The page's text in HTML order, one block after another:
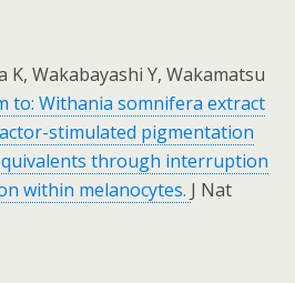
K, Wakabayashi Y, Wakamatsu
to: Withania somnifera extract
stimulated pigmentation
through interruption
within melanocytes. J Nat